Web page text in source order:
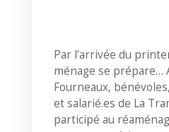
Par l’arrivée du
ménage se prépare…
Fourneaux,
et salarié.es de La
participé au